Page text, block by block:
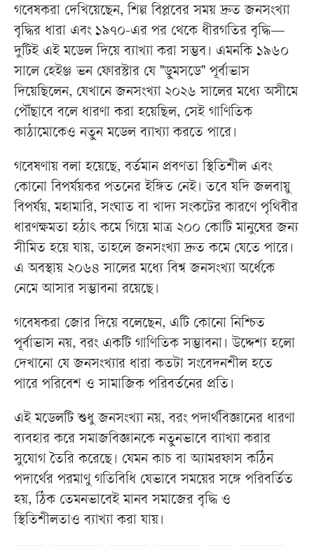
গবেষকরা দেখিয়েছেন, শিল্প বিপ্লবের সময় দ্রুত জনসংখ্যা
বৃদ্ধির ধারা এবং ১৯৭০-এর পর থেকে ধীরগতির বৃদ্ধি—
দুটিই এই মডেল দিয়ে ব্যাখ্যা করা সম্ভব। এমনকি ১৯৬০
সালে হেইঞ্জ ভন ফোরস্টার যে "ডুমসডে" পূর্বাভাস
দিয়েছিলেন, যেখানে জনসংখ্যা ২০২৬ সালের মধ্যে অসীমে
পৌঁছাবে বলে ধারণা করা হয়েছিল, সেই গাণিতিক
কাঠামোকেও নতুন মডেল ব্যাখ্যা করতে পারে।
গবেষণায় বলা হয়েছে, বর্তমান প্রবণতা স্থিতিশীল এবং
কোনো বিপর্যয়কর পতনের ইঙ্গিত নেই। তবে যদি জলবায়ু
বিপর্যয়, মহামারি, সংঘাত বা খাদ্য সংকটের কারণে পৃথিবীর
ধারণক্ষমতা হঠাৎ কমে গিয়ে মাত্র ২০০ কোটি মানুষের জন্য
সীমিত হয়ে যায়, তাহলে জনসংখ্যা দ্রুত কমে যেতে পারে।
এ অবস্থায় ২০৬৪ সালের মধ্যে বিশ্ব জনসংখ্যা অর্ধেকে
নেমে আসার সম্ভাবনা রয়েছে।
গবেষকরা জোর দিয়ে বলেছেন, এটি কোনো নিশ্চিত
পূর্বাভাস নয়, বরং একটি গাণিতিক সম্ভাবনা। উদ্দেশ্য হলো
দেখানো যে জনসংখ্যার ধারা কতটা সংবেদনশীল হতে
পারে পরিবেশ ও সামাজিক পরিবর্তনের প্রতি।
এই মডেলটি শুধু জনসংখ্যা নয়, বরং পদার্থবিজ্ঞানের ধারণা
ব্যবহার করে সমাজবিজ্ঞানকে নতুনভাবে ব্যাখ্যা করার
সুযোগ তৈরি করেছে। যেমন কাচ বা অ্যামরফাস কঠিন
পদার্থের পরমাণু গতিবিধি যেভাবে সময়ের সঙ্গে পরিবর্তিত
হয়, ঠিক তেমনভাবেই মানব সমাজের বৃদ্ধি ও
স্থিতিশীলতাও ব্যাখ্যা করা যায়।